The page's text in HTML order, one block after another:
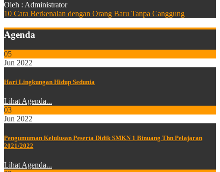
Oleh : Administrator
10 Cara Berkenalan dengan Orang Baru Tanpa Canggung
Agenda
05
Jun 2022
Hari Lingkungan Hidup Sedunia
Lihat Agenda...
03
Jun 2022
Pengumuman Kelulusan Peserta Didik SMKN 1 Binuang Thn Pelajaran
2021/2022
Lihat Agenda...